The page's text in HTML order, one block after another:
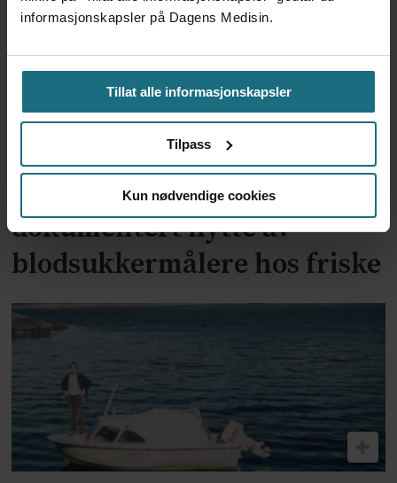
informasjonskapsler på Dagens Medisin.
Tillat alle informasjonskapsler
Tilpass
Kun nødvendige cookies
Forskere advarer: Ingen
dokumentert nytte av
blodsukkermålere hos friske